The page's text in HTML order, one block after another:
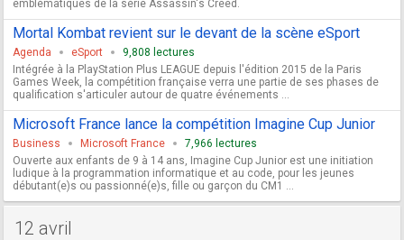
emblématiques de la série Assassin's Creed.
Mortal Kombat revient sur le devant de la scène eSport
Agenda eSport
9,808 lectures
Intégrée à la PlayStation Plus LEAGUE depuis l'édition 2015 de la Paris
Games Week, la compétition française verra une partie de ses phases de
qualification s'articuler autour de quatre événements ...
Microsoft France lance la compétition Imagine Cup Junior
Business Microsoft France
7,966 lectures
Ouverte aux enfants de 9 à 14 ans, Imagine Cup Junior est une initiation
ludique à la programmation informatique et au code, pour les jeunes
débutant(e)s ou passionné(e)s, fille ou garçon du CM1 ...
12 avril